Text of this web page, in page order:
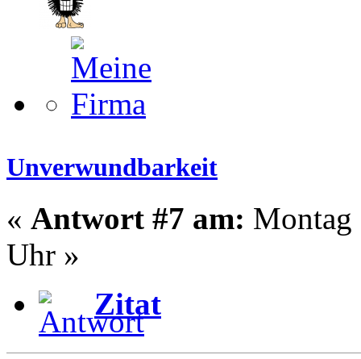
Unverwundbarkeit
« Antwort #7 am: Montag
Uhr »
Zitat